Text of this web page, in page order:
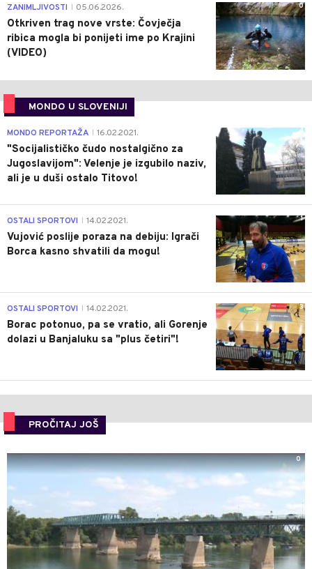
0
ZANIMLJIVOSTI 05.06.2026.
Otkriven trag nove vrste: Čovječja
ribica mogla bi ponijeti ime po Krajini
(VIDEO)
MONDO U SLOVENIJI
4
MONDO REPORTAŽA 16.02.2021.
"Socijalističko čudo nostalgično za
Jugoslavijom": Velenje je izgubilo naziv,
ali je u duši ostalo Titovo!
1
OSTALI SPORTOVI 14.02.2021.
Vujović poslije poraza na debiju: Igrači
Borca kasno shvatili da mogu!
3
OSTALI SPORTOVI 14.02.2021.
Borac potonuo, pa se vratio, ali Gorenje
dolazi u Banjaluku sa "plus četiri"!
PROČITAJ JOŠ
0